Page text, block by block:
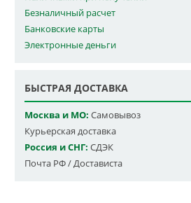
Безналичный расчет
Банковские карты
Электронные деньги
БЫСТРАЯ ДОСТАВКА
Москва и МО: Самовывоз
Курьерская доставка
Россия и СНГ: СДЭК
Почта РФ / Достависта